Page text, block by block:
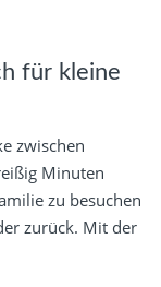
für kleine
zwischen
Minuten
zu besuchen
zurück. Mit der